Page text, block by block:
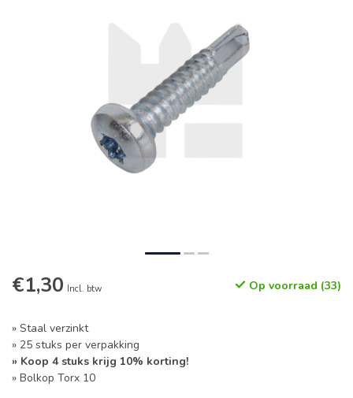
€1,30 Incl. btw Op voorraad (33)
» Staal verzinkt
» 25 stuks per verpakking
» Koop 4 stuks krijg 10% korting!
» Bolkop Torx 10